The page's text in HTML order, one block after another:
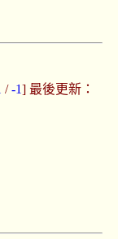
/-1] 最後更新：